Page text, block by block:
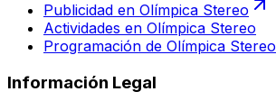
Publicidad en Olímpica Stereo
Actividades en Olímpica Stereo
Programación de Olímpica Stereo
Información Legal